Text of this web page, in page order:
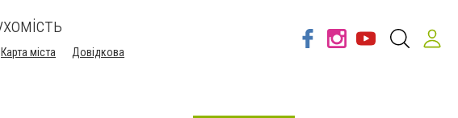
Карта міста Довідкова